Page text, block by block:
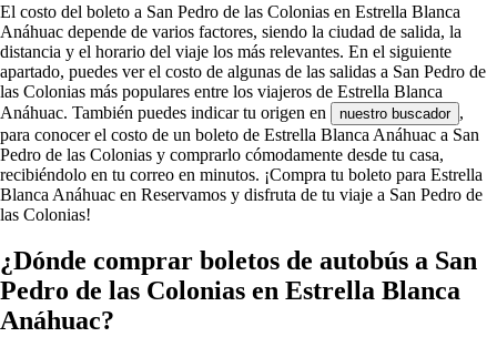
El costo del boleto a San Pedro de las Colonias en Estrella Blanca
Anáhuac depende de varios factores, siendo la ciudad de salida, la
distancia y el horario del viaje los más relevantes. En el siguiente
apartado, puedes ver el costo de algunas de las salidas a San Pedro de
las Colonias más populares entre los viajeros de Estrella Blanca
Anáhuac. También puedes indicar tu origen en
nuestro buscador ,
para conocer el costo de un boleto de Estrella Blanca Anáhuac a San
Pedro de las Colonias y comprarlo cómodamente desde tu casa,
recibiéndolo en tu correo en minutos. ¡Compra tu boleto para Estrella
Blanca Anáhuac en Reservamos y disfruta de tu viaje a San Pedro de
las Colonias!
¿Dónde comprar boletos de autobús a San
Pedro de las Colonias en Estrella Blanca
Anáhuac?